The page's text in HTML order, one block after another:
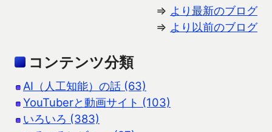
⇒ より最新のブログ
⇒ より以前のブログ
コンテンツ分類
AI（人工知能）の話 (63)
YouTuberと動画サイト (103)
いろいろ (383)